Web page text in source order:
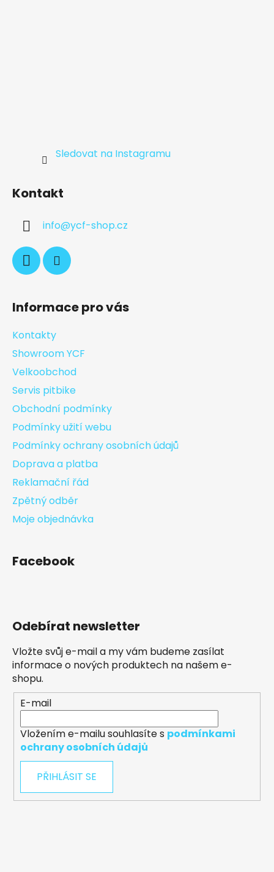
Sledovat na Instagramu
Kontakt
info@ycf-shop.cz
Informace pro vás
Kontakty
Showroom YCF
Velkoobchod
Servis pitbike
Obchodní podmínky
Podmínky užití webu
Podmínky ochrany osobních údajů
Doprava a platba
Reklamační řád
Zpětný odběr
Moje objednávka
Facebook
Odebírat newsletter
Vložte svůj e-mail a my vám budeme zasílat
informace o nových produktech na našem e-
shopu.
E-mail
Vložením e-mailu souhlasíte s podmínkami
ochrany osobních údajů
PŘIHLÁSIT SE